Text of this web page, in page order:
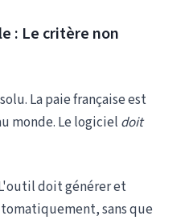
: Le critère non
La paie française est
monde. Le logiciel doit
doit générer et
sans que